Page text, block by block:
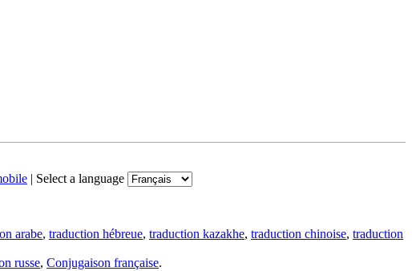
| Select a language
arabe, traduction hébreue, traduction kazakhe, traduction chinoise, traduction
russe, Conjugaison française.